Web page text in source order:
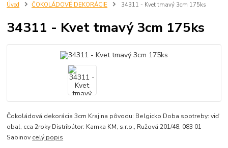
Úvod ČOKOLÁDOVÉ DEKORÁCIE 34311 - Kvet tmavý 3cm 175ks
34311 - Kvet tmavý 3cm 175ks
Čokoládová dekorácia 3cm Krajina pôvodu: Belgicko Doba spotreby: viď
obal, cca 2roky Distribútor: Kamka KM, s.r.o., Ružová 201/48, 083 01
Sabinov celý popis